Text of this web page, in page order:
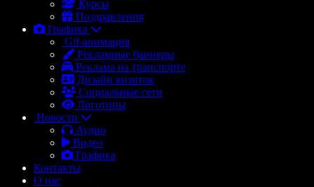
Курсы
Поздравления
Графика
Gif-анимация
Рекламные баннеры
Реклама на транспорте
Дизайн визиток
Социальные сети
Логотипы
Новости
Аудио
Видео
Графика
Контакты
О нас